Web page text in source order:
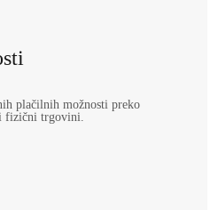
plačilnih možnosti preko
fizični trgovini.